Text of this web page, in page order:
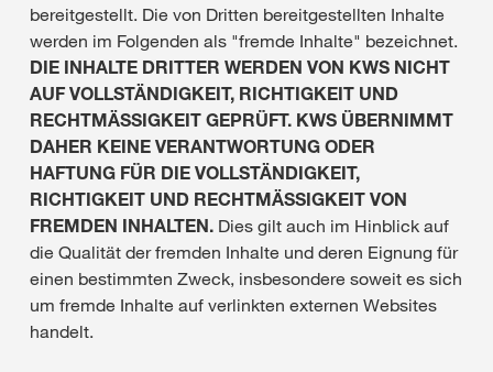
bereitgestellt. Die von Dritten bereitgestellten Inhalte
werden im Folgenden als "fremde Inhalte" bezeichnet.
DIE INHALTE DRITTER WERDEN VON KWS NICHT
AUF VOLLSTÄNDIGKEIT, RICHTIGKEIT UND
RECHTMÄSSIGKEIT GEPRÜFT. KWS ÜBERNIMMT
DAHER KEINE VERANTWORTUNG ODER
HAFTUNG FÜR DIE VOLLSTÄNDIGKEIT,
RICHTIGKEIT UND RECHTMÄSSIGKEIT VON
FREMDEN INHALTEN. Dies gilt auch im Hinblick auf
die Qualität der fremden Inhalte und deren Eignung für
einen bestimmten Zweck, insbesondere soweit es sich
um fremde Inhalte auf verlinkten externen Websites
handelt.